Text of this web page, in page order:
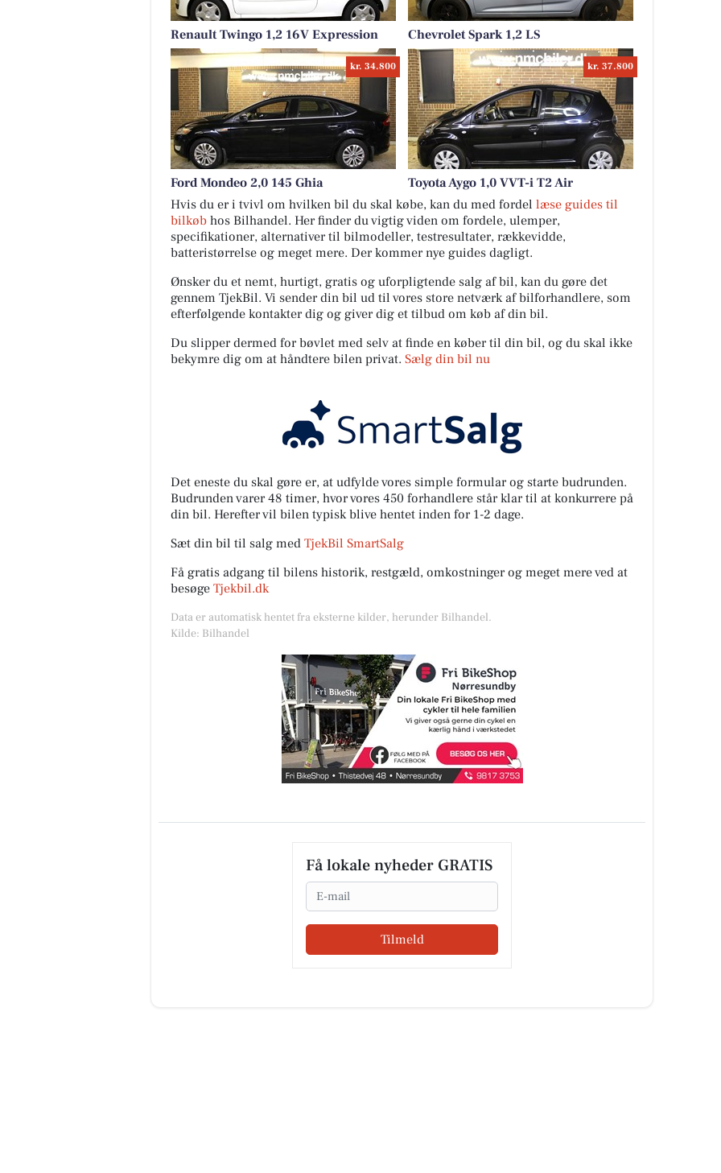
Renault Twingo 1,2 16V Expression Chevrolet Spark 1,2 LS
kr. 34.800
Ford Mondeo 2,0 145 Ghia
kr. 37.800
Toyota Aygo 1,0 VVT-i T2 Air
Hvis du er i tvivl om hvilken bil du skal købe, kan du med fordel læse guides til
bilkøb hos Bilhandel. Her finder du vigtig viden om fordele, ulemper,
specifikationer, alternativer til bilmodeller, testresultater, rækkevidde,
batteristørrelse og meget mere. Der kommer nye guides dagligt.
Ønsker du et nemt, hurtigt, gratis og uforpligtende salg af bil, kan du gøre det
gennem TjekBil. Vi sender din bil ud til vores store netværk af bilforhandlere, som
efterfølgende kontakter dig og giver dig et tilbud om køb af din bil.
Du slipper dermed for bøvlet med selv at finde en køber til din bil, og du skal ikke
bekymre dig om at håndtere bilen privat. Sælg din bil nu
Det eneste du skal gøre er, at udfylde vores simple formular og starte budrunden.
Budrunden varer 48 timer, hvor vores 450 forhandlere står klar til at konkurrere på
din bil. Herefter vil bilen typisk blive hentet inden for 1-2 dage.
Sæt din bil til salg med TjekBil SmartSalg
Få gratis adgang til bilens historik, restgæld, omkostninger og meget mere ved at
besøge Tjekbil.dk
Data er automatisk hentet fra eksterne kilder, herunder Bilhandel.
Kilde: Bilhandel
Få lokale nyheder GRATIS
Email
Tilmeld